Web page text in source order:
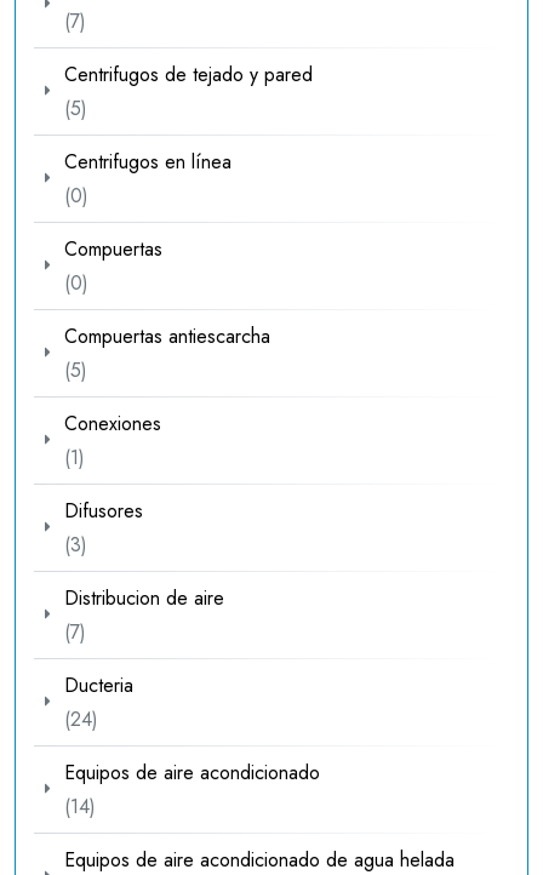
77
productos
Centrifugos de tejado y pared
55
productos
Centrifugos en línea
00
productos
Compuertas
00
productos
Compuertas antiescarcha
55
productos
Conexiones
11
producto
Difusores
33
productos
Distribucion de aire
77
productos
Ducteria
2424
productos
Equipos de aire acondicionado
1414
productos
Equipos de aire acondicionado de agua helada